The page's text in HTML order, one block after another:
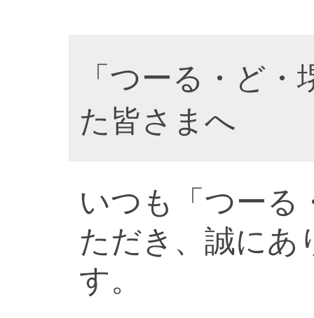
「つーる・ど
た皆さまへ
いつも「つーる
ただき、誠にあ
す。